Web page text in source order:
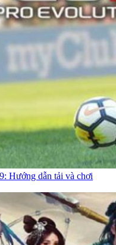
Hướng dẫn tải và chơi